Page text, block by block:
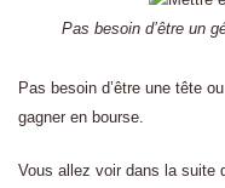
Pas besoin d’être un
Pas besoin d’être une tête
gagner en bourse.
Vous allez voir dans la suite